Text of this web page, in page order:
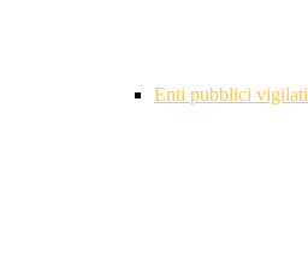
Enti pubblici vigilati